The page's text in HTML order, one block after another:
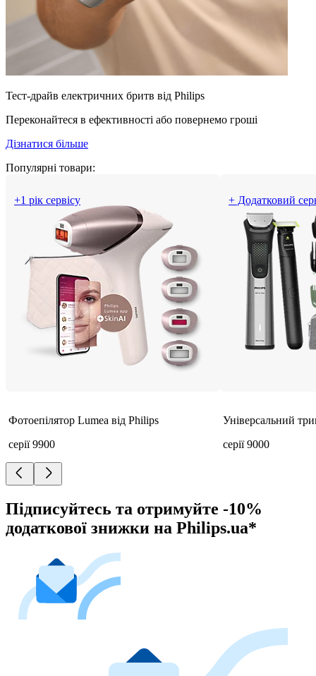
Тест-драйв електричних бритв від Philips
Переконайтеся в ефективності або повернемо гроші
Дізнатися більше
Популярні товари:
+1 рік сервісу
Фотоепілятор Lumea від Philips
серії 9900
+ Додатковий
Універсальний
серії 9000
Підписуйтесь та отримуйте -10%
додаткової знижки на Philips.ua*